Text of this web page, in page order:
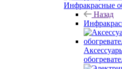
Инфракрасные
Назад